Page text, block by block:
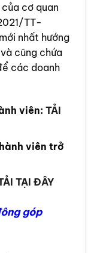
cơ quan
TT-
nhất hướng
cũng chứa
các doanh
viên: TẢI
viên trở
TẠI ĐÂY
góp